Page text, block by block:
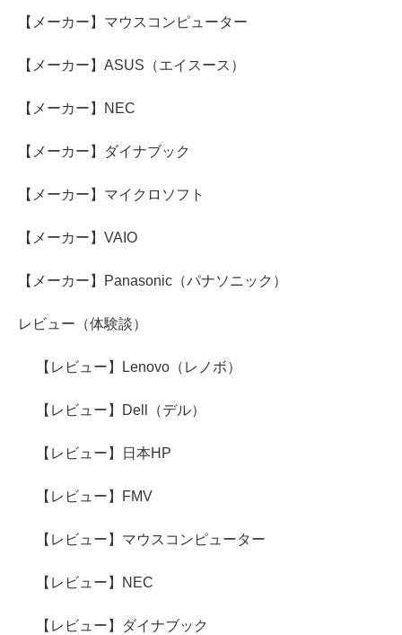
【メーカー】マウスコンピューター
【メーカー】ASUS（エイスース）
【メーカー】NEC
【メーカー】ダイナブック
【メーカー】マイクロソフト
【メーカー】VAIO
【メーカー】Panasonic（パナソニック）
レビュー（体験談）
【レビュー】Lenovo（レノボ）
【レビュー】Dell（デル）
【レビュー】日本HP
【レビュー】FMV
【レビュー】マウスコンピューター
【レビュー】NEC
【レビュー】ダイナブック